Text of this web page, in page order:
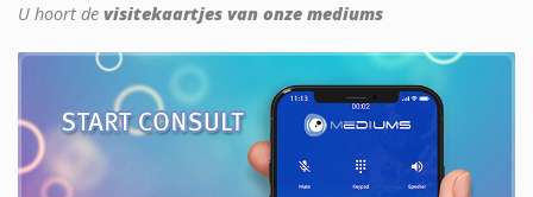
U hoort de visitekaartjes van onze mediums